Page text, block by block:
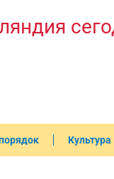
Культура